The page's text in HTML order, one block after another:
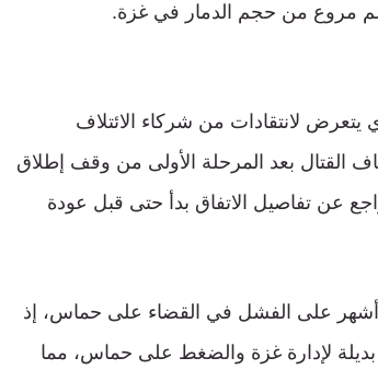
عالم مروع من حجم الدمار في غزة.
يتعرض لانتقادات من شركاء الائتلاف
القتال بعد المرحلة الأولى من وقف إطلاق
عن تفاصيل الاتفاق بدأ حتى قبل عودة
أشهر على الفشل في القضاء على حماس، إذ
لإدارة غزة والضغط على حماس، مما